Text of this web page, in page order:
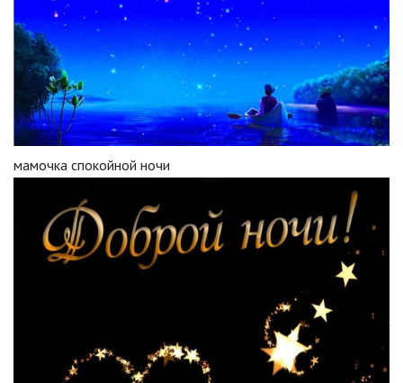
мамочка спокойной ночи